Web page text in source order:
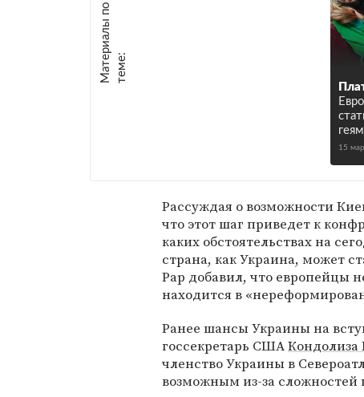
М
а
т е
р
и
а
л
ы
п
о
т
е
м
е :
15
Рассуждая о возможности
что этот шаг приведет к
каких обстоятельствах на
страна, как Украина, может
Рар добавил, что европейцы
находится в
Ранее шансы Украины на
госсекретарь СШАКондолиза
членство Украины в
возможным из-за сложностей